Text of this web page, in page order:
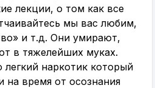
лекции, о том как все
мы вас любим,
и т.д. Они умирают,
в тяжелейших муках.
легкий наркотик который
на время от осознания